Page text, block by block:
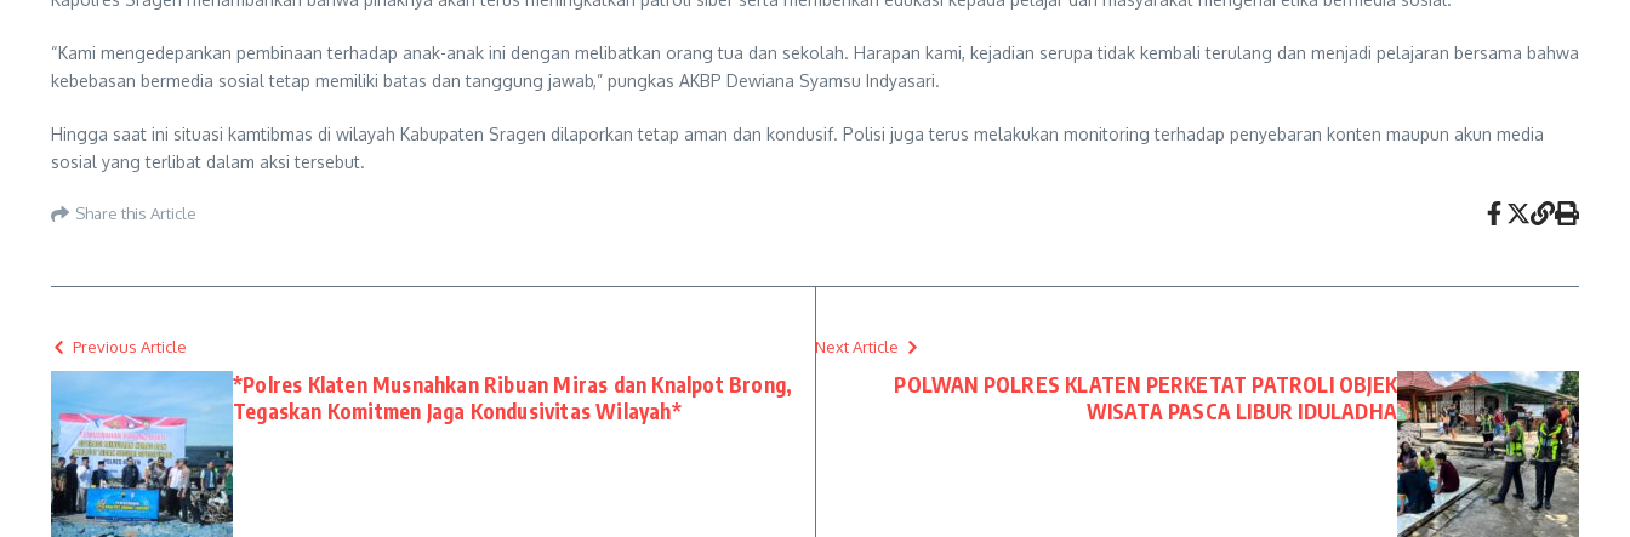
“Kami mengedepankan pembinaan terhadap anak-anak ini dengan melibatkan orang tua dan sekolah. Harapan kami, kejadian serupa tidak kembali terulang dan menjadi pelajaran bersama bahwa
kebebasan bermedia sosial tetap memiliki batas dan tanggung jawab,” pungkas AKBP Dewiana Syamsu Indyasari.
Hingga saat ini situasi kamtibmas di wilayah Kabupaten Sragen dilaporkan tetap aman dan kondusif. Polisi juga terus melakukan monitoring terhadap penyebaran konten maupun akun media
sosial yang terlibat dalam aksi tersebut.
Share this Article
Previous Article
*Polres Klaten Musnahkan Ribuan Miras dan Knalpot Brong,
Tegaskan Komitmen Jaga Kondusivitas Wilayah*
Next Article
POLWAN POLRES KLATEN PERKETAT PATROLI OBJEK
WISATA PASCA LIBUR IDULADHA